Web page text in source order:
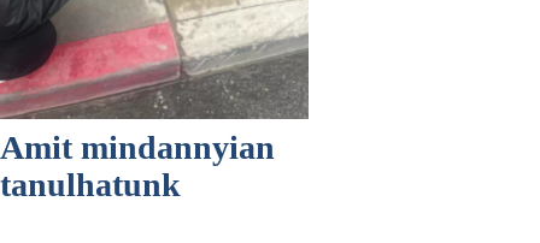
Amit mindannyian
tanulhatunk